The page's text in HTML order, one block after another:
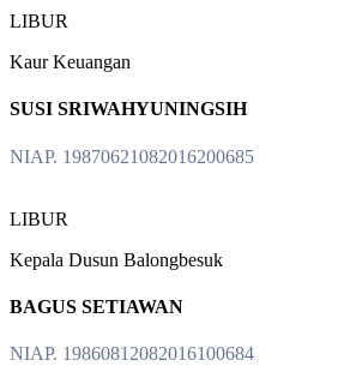
LIBUR
Kaur Keuangan
SUSI SRIWAHYUNINGSIH
NIAP. 19870621082016200685
LIBUR
Kepala Dusun Balongbesuk
BAGUS SETIAWAN
NIAP. 19860812082016100684